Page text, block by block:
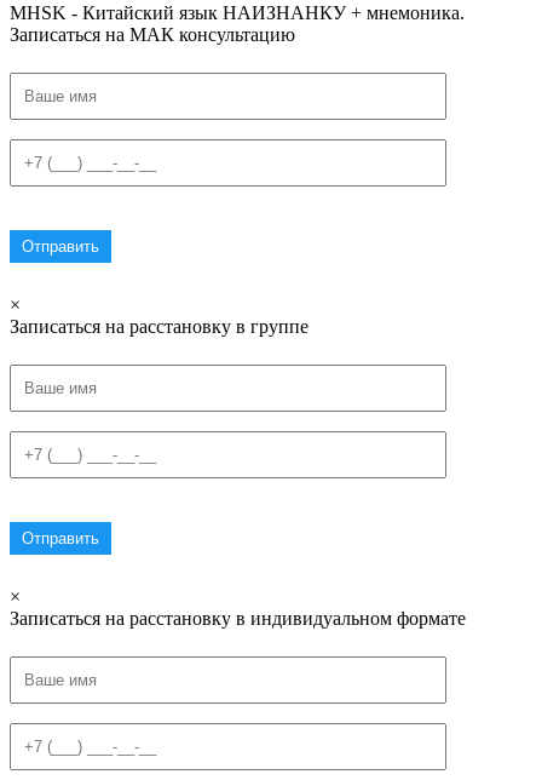
MHSK - Китайский язык НАИЗНАНКУ + мнемоника.
Записаться на МАК консультацию
×
Записаться на расстановку в группе
×
Записаться на расстановку в индивидуальном формате